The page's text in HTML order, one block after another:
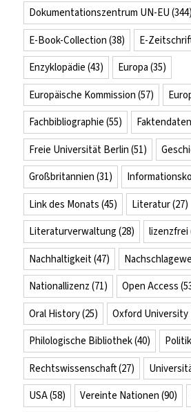
Dokumentationszentrum UN-EU (344)
E-Book-Collection (38) E-
Enzyklopädie (43) Europa (35)
Europäische Kommission (57)
Fachbibliographie (55)
Freie Universität Berlin (51)
Großbritannien (31)
Link des Monats (45) Literatur(27)
Literaturverwaltung (28) lizenzfrei
Nachhaltigkeit(47)
Nationallizenz (71) Open Access
Oral History(25) Oxford University
Philologische Bibliothek(40) Politik
Rechtswissenschaft(27)
USA(58) Vereinte Nationen (90)